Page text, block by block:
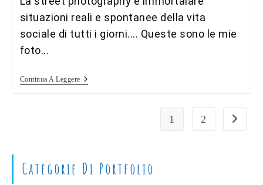
situazioni reali e spontanee della vita
sociale di tutti i giorni.... Queste sono le mie
foto...
Continua A LeggereStreet
1 2 Vai alla
Categorie Di Portfolio